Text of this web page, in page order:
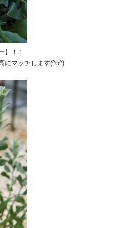
】！！
マッチします(^o^)ゞ